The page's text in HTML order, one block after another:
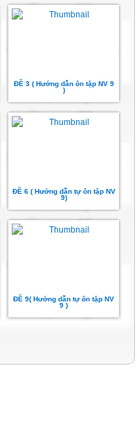
ĐỀ 3 ( Hướng dẫn ôn tập NV 9
)
ĐỀ 6 ( Hướng dẫn tự ôn tập NV
9)
ĐỀ 9( Hướng dẫn tự ôn tập NV
9 )